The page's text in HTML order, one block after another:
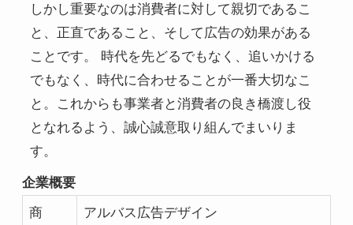
しかし重要なのは消費者に対して親切であるこ
と、正直であること、そして広告の効果がある
ことです。 時代を先どるでもなく、追いかける
でもなく、時代に合わせることが一番大切なこ
と。これからも事業者と消費者の良き橋渡し役
となれるよう、誠心誠意取り組んでまいりま
す。
企業概要
商
アルバス広告デザイン